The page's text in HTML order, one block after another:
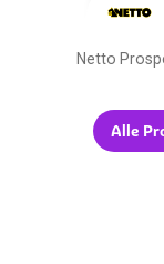
Netto
Alle